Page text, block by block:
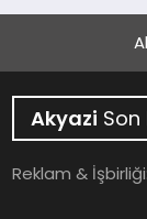
YAŞAM
Akyazi Son
Reklam &